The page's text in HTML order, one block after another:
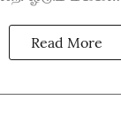
Read More